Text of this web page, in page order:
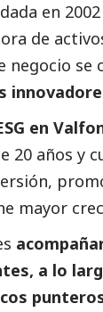
en
de
negocio se
en
20 años y
mayor
a lo